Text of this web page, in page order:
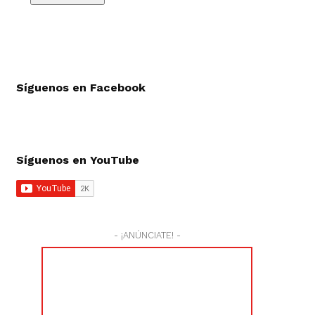
Síguenos en Facebook
Síguenos en YouTube
- ¡ANÚNCIATE! -